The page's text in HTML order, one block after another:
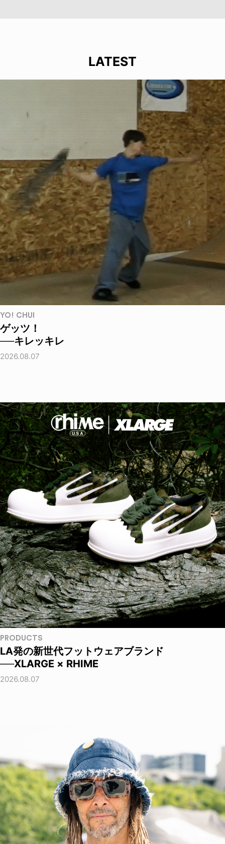
LATEST
YO! CHUI
ゲッツ！
──キレッキレ
2026.08.07
PRODUCTS
LA発の新世代フットウェアブランド
──XLARGE × RHIME
2026.08.07